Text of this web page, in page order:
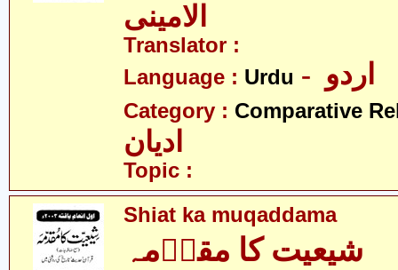
الامینی
Translator :
Language : Urdu
Category : Comparative
ادیان
Topic :
Shiat ka muqaddama
شیعیت کا مقدؔمہ